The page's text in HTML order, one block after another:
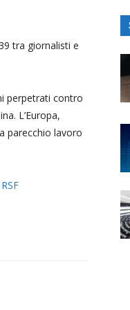
tra giornalisti e
perpetrati contro
L’Europa,
parecchio lavoro